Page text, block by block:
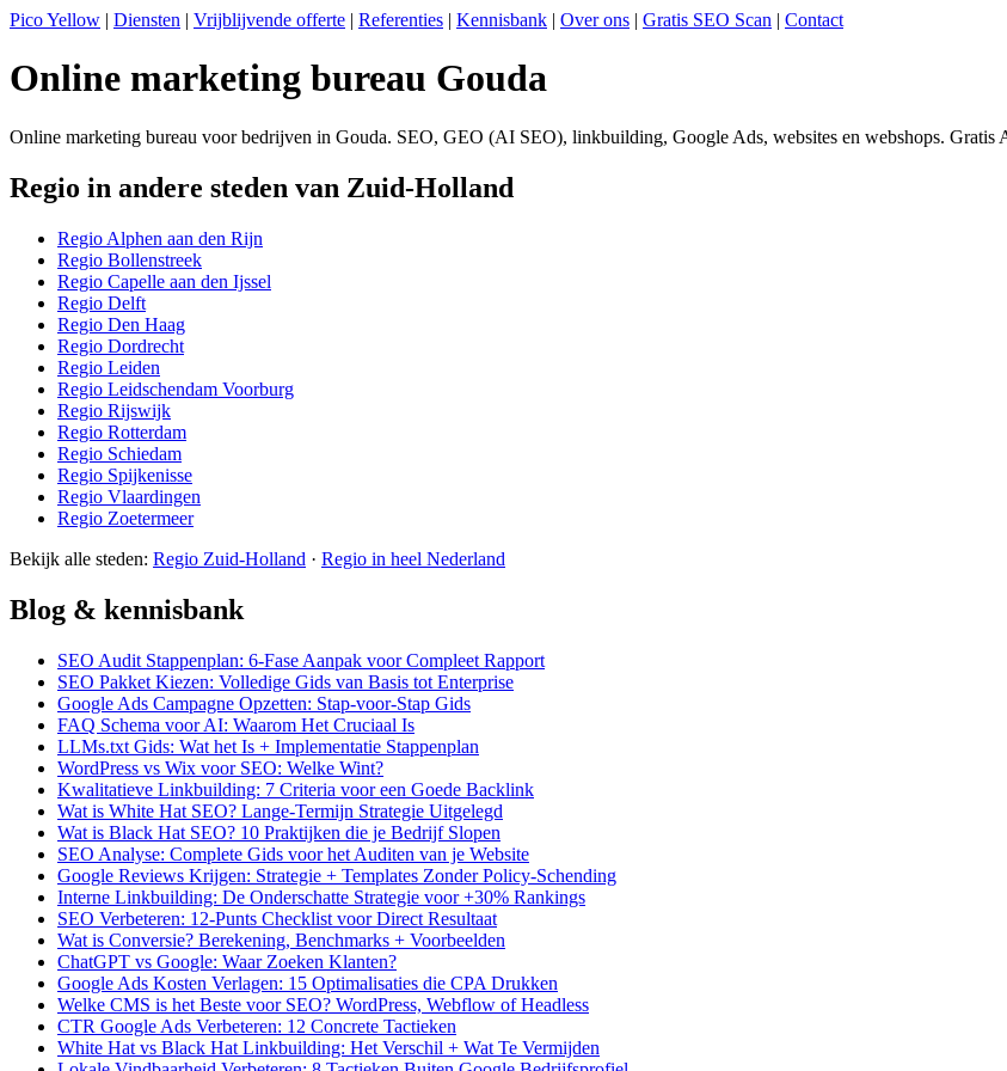
Pico Yellow | Diensten | Vrijblijvende offerte | Referenties | Kennisbank | Over ons | Gratis SEO Scan | Contact
Online marketing bureau Gouda
Online marketing bureau voor bedrijven in Gouda. SEO, GEO (AI SEO), linkbuilding, Google Ads, websites en webshops. Gratis
Regio in andere steden van Zuid-Holland
Regio Alphen aan den Rijn
Regio Bollenstreek
Regio Capelle aan den Ijssel
Regio Delft
Regio Den Haag
Regio Dordrecht
Regio Leiden
Regio Leidschendam Voorburg
Regio Rijswijk
Regio Rotterdam
Regio Schiedam
Regio Spijkenisse
Regio Vlaardingen
Regio Zoetermeer
Bekijk alle steden: Regio Zuid-Holland · Regio in heel Nederland
Blog & kennisbank
SEO Audit Stappenplan: 6-Fase Aanpak voor Compleet Rapport
SEO Pakket Kiezen: Volledige Gids van Basis tot Enterprise
Google Ads Campagne Opzetten: Stap-voor-Stap Gids
FAQ Schema voor AI: Waarom Het Cruciaal Is
LLMs.txt Gids: Wat het Is + Implementatie Stappenplan
WordPress vs Wix voor SEO: Welke Wint?
Kwalitatieve Linkbuilding: 7 Criteria voor een Goede Backlink
Wat is White Hat SEO? Lange-Termijn Strategie Uitgelegd
Wat is Black Hat SEO? 10 Praktijken die je Bedrijf Slopen
SEO Analyse: Complete Gids voor het Auditen van je Website
Google Reviews Krijgen: Strategie + Templates Zonder Policy-Schending
Interne Linkbuilding: De Onderschatte Strategie voor +30% Rankings
SEO Verbeteren: 12-Punts Checklist voor Direct Resultaat
Wat is Conversie? Berekening, Benchmarks + Voorbeelden
ChatGPT vs Google: Waar Zoeken Klanten?
Google Ads Kosten Verlagen: 15 Optimalisaties die CPA Drukken
Welke CMS is het Beste voor SEO? WordPress, Webflow of Headless
CTR Google Ads Verbeteren: 12 Concrete Tactieken
White Hat vs Black Hat Linkbuilding: Het Verschil + Wat Te Vermijden